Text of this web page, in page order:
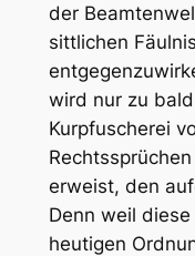
der
sittlichen
wird nur zu
Kurpfuscherei
erweist, den
Denn weil
heutigen